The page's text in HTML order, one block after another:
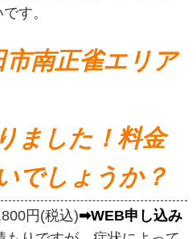
す。
市南正雀エリア
ました！料金
でしょうか？
円(税込)➡WEB申し込み